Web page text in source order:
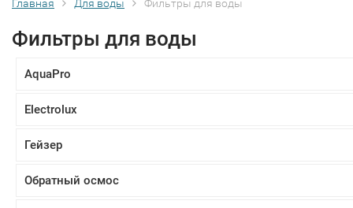
Главная Для воды Фильтры для воды
Фильтры для воды
AquaPro
Electrolux
Гейзер
Обратный осмос